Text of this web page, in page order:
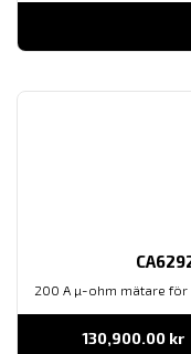
200 A µ-ohm mätare för
130,900.00 kr